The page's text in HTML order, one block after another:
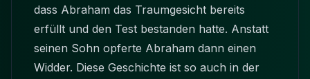
dass Abraham das Traumgesicht bereits
erfüllt und den Test bestanden hatte. Anstatt
seinen Sohn opferte Abraham dann einen
Widder. Diese Geschichte ist so auch in der